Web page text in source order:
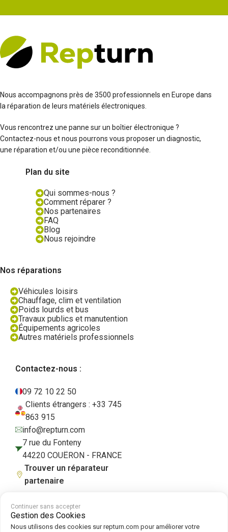
Nous accompagnons près de 3500 professionnels en Europe dans
la réparation de leurs matériels électroniques.
Vous rencontrez une panne sur un boîtier électronique ?
Contactez-nous et nous pourrons vous proposer un diagnostic,
une réparation et/ou une pièce reconditionnée.
Plan du site
Qui sommes-nous ?
Comment réparer ?
Nos partenaires
FAQ
Blog
Nous rejoindre
Nos réparations
Véhicules loisirs
Chauffage, clim et ventilation
Poids lourds et bus
Travaux publics et manutention
Équipements agricoles
Autres matériels professionnels
Contactez-nous :
09 72 10 22 50
Clients étrangers : +33 745
863 915
info@repturn.com
7 rue du Fonteny
44220 COUËRON - FRANCE
Trouver un réparateur
partenaire
CGV| Mentions légales Politique de confidentialité |Cookies
Continuer sans accepter
Gestion des Cookies
Nous utilisons des cookies sur repturn.com pour améliorer votre